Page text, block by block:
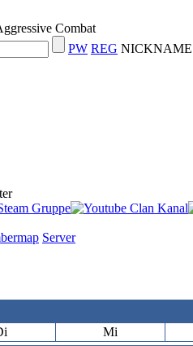
Combat
PW REG
Server
Mi